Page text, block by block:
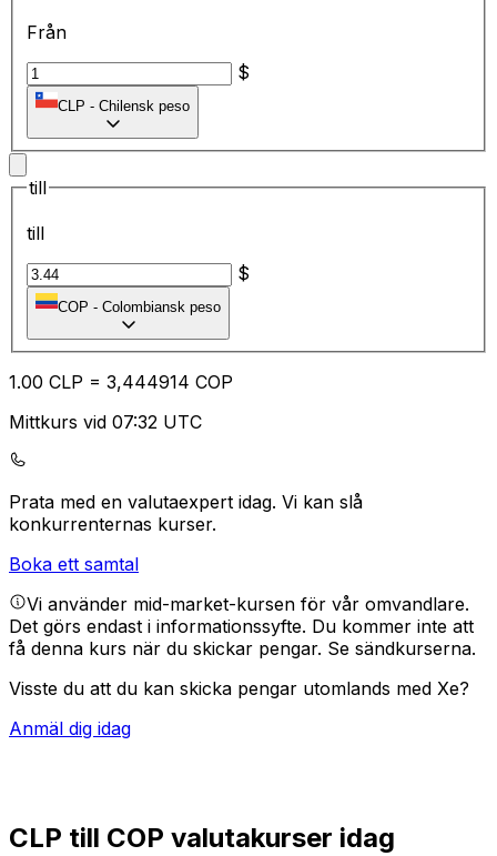
Från
$
CLP - Chilensk peso
till
till
$
COP - Colombiansk peso
1.00 CLP = 3,444914 COP
Mittkurs vid 07:32 UTC
Prata med en valutaexpert idag. Vi kan slå
konkurrenternas kurser.
Boka ett samtal
Vi använder mid-market-kursen för vår omvandlare.
Det görs endast i informationssyfte. Du kommer inte att
få denna kurs när du skickar pengar. Se sändkurserna.
Visste du att du kan skicka pengar utomlands med Xe?
Anmäl dig idag
CLP till COP valutakurser idag